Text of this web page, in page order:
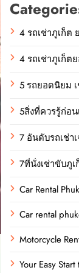
4 รถเช่าภูเก็ต
4 รถเช่าภูเก็ต
5 รถยอดนิยม
5สิ่งที่ควรรู้ก่อน
7 อันดับรถเช่า
7ที่นั่งเช่าขับภู
Car Rental
Car rental
Motorcycle
Your Easy